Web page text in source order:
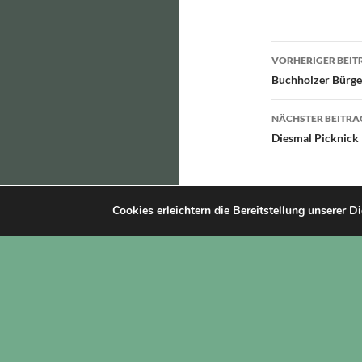
VORHERIGER
Buchholzer
NÄCHSTER
Diesmal Picknick
Cookies erleichtern die Bereitstellung unserer